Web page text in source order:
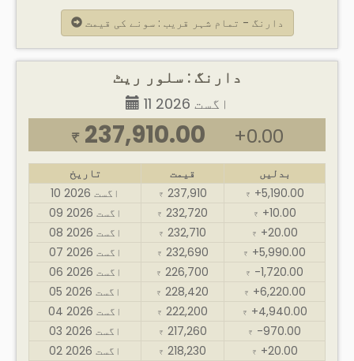
دارنگ - تمام شہر قریب : سونے کی قیمت
دارنگ : سلور ریٹ
11 اگست 2026
₹ 237,910.00 +0.00
تاریخ قیمت
بدلیں
10 اگست 2026
₹ 237,910 ₹ +5,190.00
09 اگست 2026
₹ 232,720 ₹ +10.00
08 اگست 2026
₹ 232,710 ₹ +20.00
07 اگست 2026
₹ 232,690 ₹ +5,990.00
06 اگست 2026
₹ 226,700 ₹ -1,720.00
05 اگست 2026
₹ 228,420 ₹ +6,220.00
04 اگست 2026
₹ 222,200 ₹ +4,940.00
03 اگست 2026
₹ 217,260 ₹ -970.00
02 اگست 2026
₹ 218,230 ₹ +20.00